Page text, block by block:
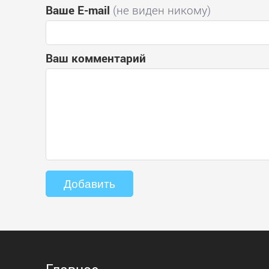
Ваше E-mail (не виден никому)
Ваш комментарий